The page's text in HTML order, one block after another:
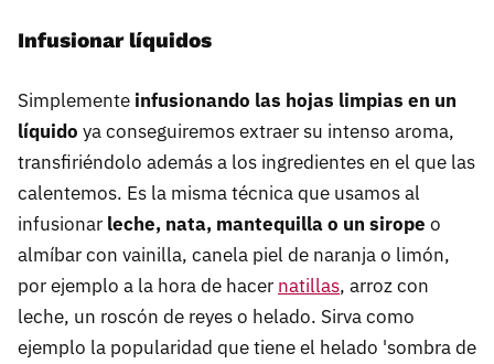
Infusionar líquidos
Simplemente infusionando las hojas limpias en un
líquido ya conseguiremos extraer su intenso aroma,
transfiriéndolo además a los ingredientes en el que las
calentemos. Es la misma técnica que usamos al
infusionar leche, nata, mantequilla o un sirope o
almíbar con vainilla, canela piel de naranja o limón,
por ejemplo a la hora de hacer natillas, arroz con
leche, un roscón de reyes o helado. Sirva como
ejemplo la popularidad que tiene el helado 'sombra de